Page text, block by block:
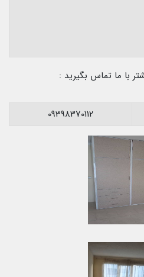
با ما تماس بگیرید :
09398370112